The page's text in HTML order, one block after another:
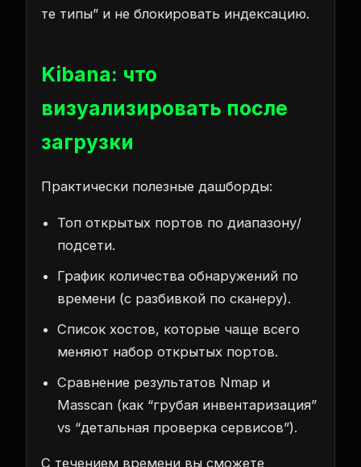
те типы” и не блокировать индексацию.
Kibana: что
визуализировать после
загрузки
Практически полезные дашборды:
Топ открытых портов по диапазону/
подсети.
График количества обнаружений по
времени (с разбивкой по сканеру).
Список хостов, которые чаще всего
меняют набор открытых портов.
Сравнение результатов Nmap и
Masscan (как “грубая инвентаризация”
vs “детальная проверка сервисов”).
С течением времени вы сможете